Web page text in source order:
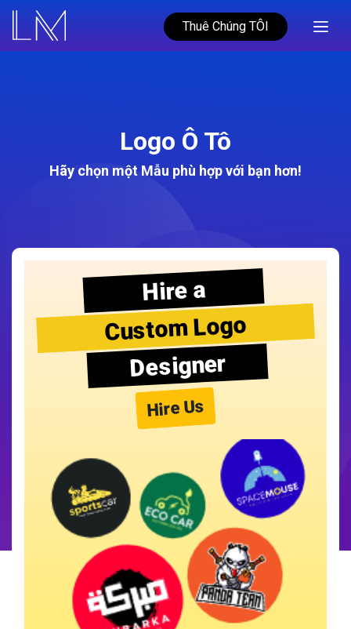
Thuê Chúng TÔI
Logo Ô Tô
Hãy chọn một Mẫu phù hợp với bạn hơn!
Hire a
Custom Logo
Designer
Hire Us